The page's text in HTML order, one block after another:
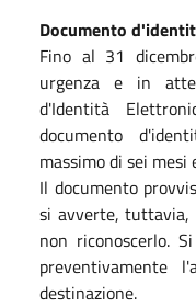
Documento
Fino al 31
urgenza e in
d'Identità
documento
massimo di sei
Il documento
si avverte, tuttavia,
non riconoscerlo.
preventivamente
destinazione.